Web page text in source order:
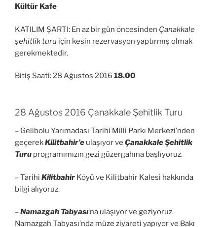
Kültür Kafe
KATILIM ŞARTI: En az bir gün öncesinden Çanakkale
şehitlik turu için kesin rezervasyon yaptırmış olmak
gerekmektedir.
Bitiş Saati: 28 Ağustos 2016 18.00
28 Ağustos 2016 Çanakkale Şehitlik Turu
– Gelibolu Yarımadası Tarihi Milli Parkı Merkezi’nden
geçerekKilitbahir’e ulaşıyor ve Çanakkale Şehitlik
Turu programımızın gezi güzergahına başlıyoruz.
– Tarihi Kilitbahir Köyü ve Kilitbahir Kalesi hakkında
bilgi alıyoruz.
–Namazgah Tabyası‘na ulaşıyor ve geziyoruz.
Namazgah Tabyası’nda müze ziyareti yapıyor ve Bakı